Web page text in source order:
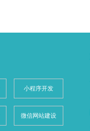
小程序开发
微信网站建设